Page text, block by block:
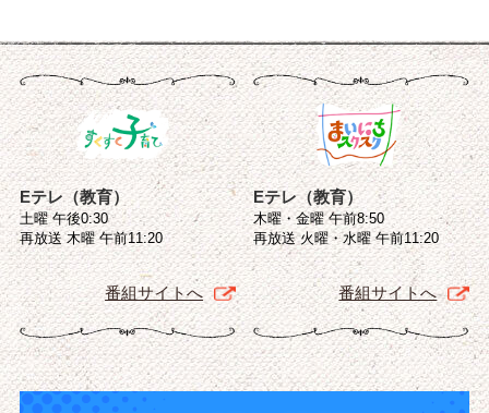
Eテレ（教育）
土曜 午後0:30
再放送 木曜 午前11:20
番組サイトへ
Eテレ（教育）
木曜・金曜 午前8:50
再放送 火曜・水曜 午前11:20
番組サイトへ